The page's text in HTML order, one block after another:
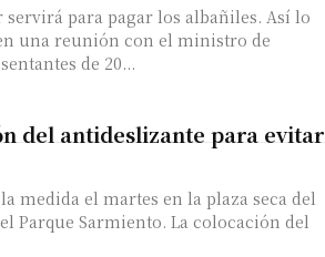
para pagar los albañiles. Así lo
una reunión con el ministro de
de 20...
del antideslizante para evitar
medida el martes en la plaza seca del
Parque Sarmiento. La colocación del